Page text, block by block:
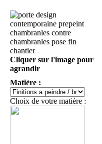
Cliquer sur l'image pour
agrandir
Matière :
Choix de votre matière :